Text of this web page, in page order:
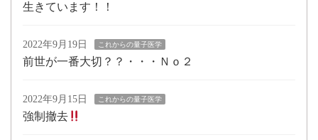
生きています！！
2022年9月19日 これからの量子医学
前世が一番大切？？・・・Ｎｏ２
2022年9月15日 これからの量子医学
強制撤去